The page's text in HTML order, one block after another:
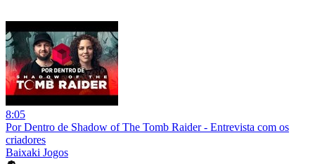
8:05
Por Dentro de Shadow of The Tomb Raider - Entrevista com os
criadores
Baixaki Jogos